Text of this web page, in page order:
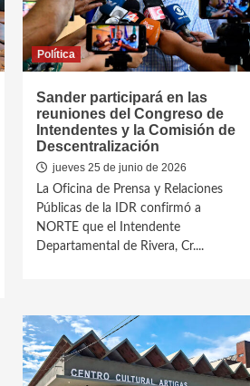
Política
Sander participará en las
reuniones del Congreso de
Intendentes y la Comisión de
Descentralización
jueves 25 de junio de 2026
La Oficina de Prensa y Relaciones
Públicas de la IDR confirmó a
NORTE que el Intendente
Departamental de Rivera, Cr....